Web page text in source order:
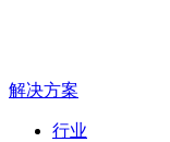
解决方案
行业